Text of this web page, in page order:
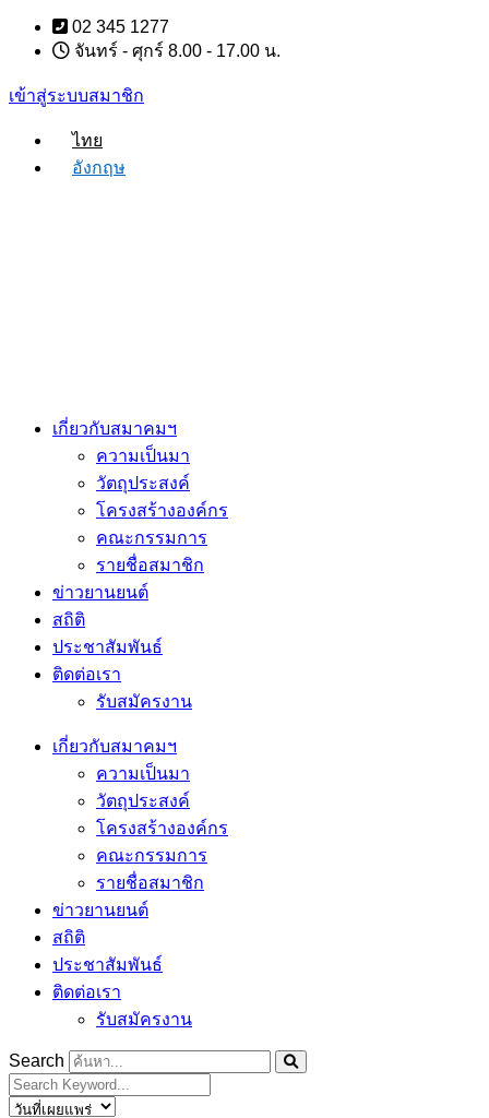
Skip
content
02 345 1277
จันทร์ - ศุกร์ 8.00 - 17.00 น.
เข้าสู่ระบบสมาชิก
ไทย
อังกฤษ
เกี่ยวกับสมาคมฯ
ความเป็นมา
วัตถุประสงค์
โครงสร้างองค์กร
คณะกรรมการ
รายชื่อสมาชิก
ข่าวยานยนต์
สถิติ
ประชาสัมพันธ์
ติดต่อเรา
รับสมัครงาน
เกี่ยวกับสมาคมฯ
ความเป็นมา
วัตถุประสงค์
โครงสร้างองค์กร
คณะกรรมการ
รายชื่อสมาชิก
ข่าวยานยนต์
สถิติ
ประชาสัมพันธ์
ติดต่อเรา
รับสมัครงาน
Search